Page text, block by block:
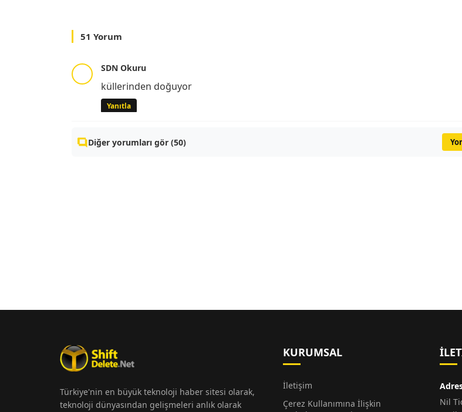
51 Yorum
SDN Okuru
küllerinden doğuyor
Yanıtla
Diğer yorumları gör (50)
Türkiye'nin en büyük teknoloji haber sitesi olarak,
teknoloji dünyasından gelişmeleri anlık olarak
KURUMSAL
İletişim
Çerez Kullanımına İlişkin
Nil